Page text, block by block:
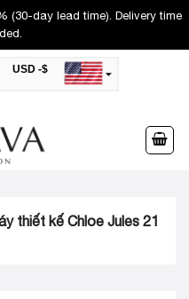
(30-day lead time). Delivery time
USD -$
AED -AED
United Arab Emirates Dirham
Australian Dollar
thiết kế Chloe Jules 21